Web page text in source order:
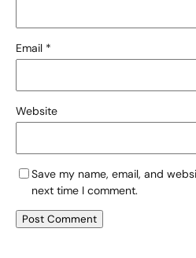
Email *
Website
Save my name, email, and
next time I comment.